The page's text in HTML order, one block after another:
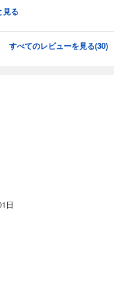
見る
すべてのレビューを見る(30)
日